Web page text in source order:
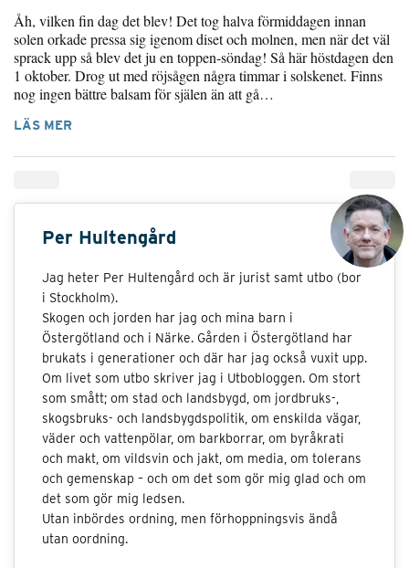
Åh, vilken fin dag det blev! Det tog halva förmiddagen innan
solen orkade pressa sig igenom diset och molnen, men när det väl
sprack upp så blev det ju en toppen-söndag! Så här höstdagen den
1 oktober. Drog ut med röjsågen några timmar i solskenet. Finns
nog ingen bättre balsam för själen än att gå…
LÄS MER
Per Hultengård
Jag heter Per Hultengård och är jurist samt utbo (bor
i Stockholm).
Skogen och jorden har jag och mina barn i
Östergötland och i Närke. Gården i Östergötland har
brukats i generationer och där har jag också vuxit upp.
Om livet som utbo skriver jag i Utbobloggen. Om stort
som smått; om stad och landsbygd, om jordbruks-,
skogsbruks- och landsbygdspolitik, om enskilda vägar,
väder och vattenpölar, om barkborrar, om byråkrati
och makt, om vildsvin och jakt, om media, om tolerans
och gemenskap – och om det som gör mig glad och om
det som gör mig ledsen.
Utan inbördes ordning, men förhoppningsvis ändå
utan oordning.